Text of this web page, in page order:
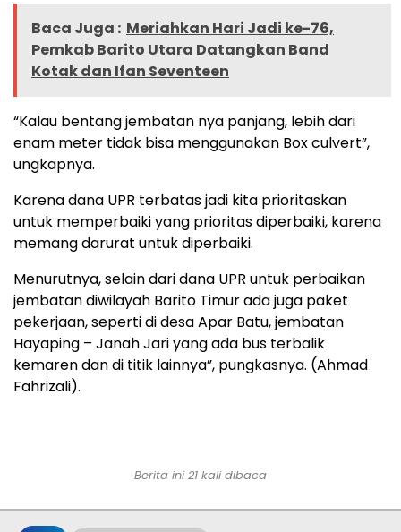
Baca Juga : Meriahkan Hari Jadi ke-76,
Pemkab Barito Utara Datangkan Band
Kotak dan Ifan Seventeen
“Kalau bentang jembatan nya panjang, lebih dari
enam meter tidak bisa menggunakan Box culvert”,
ungkapnya.
Karena dana UPR terbatas jadi kita prioritaskan
untuk memperbaiki yang prioritas diperbaiki, karena
memang darurat untuk diperbaiki.
Menurutnya, selain dari dana UPR untuk perbaikan
jembatan diwilayah Barito Timur ada juga paket
pekerjaan, seperti di desa Apar Batu, jembatan
Hayaping – Janah Jari yang ada bus terbalik
kemaren dan di titik lainnya”, pungkasnya. (Ahmad
Fahrizali).
Berita ini 21 kali dibaca